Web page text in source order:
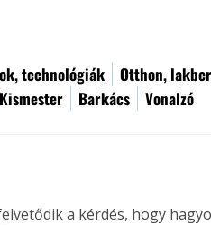
technológiák Otthon,
Kismester Barkács Vonalzó
a kérdés, hogy